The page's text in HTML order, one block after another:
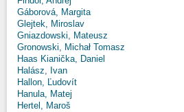
Gáborová, Margita
Glejtek, Miroslav
Gniazdowski, Mateusz
Gronowski, Michał Tomasz
Haas Kianička, Daniel
Halász, Ivan
Hallon, Ľudovít
Hanula, Matej
Hertel, Maroš